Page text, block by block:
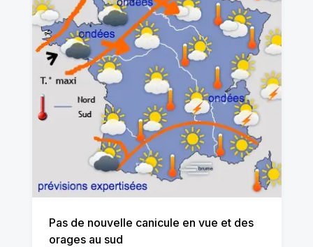
Pas de nouvelle canicule en vue et des
orages au sud